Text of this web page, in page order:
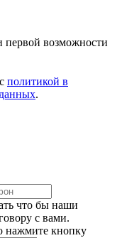
возможности
политикой в
.
что бы наши
с вами.
нажмите кнопку